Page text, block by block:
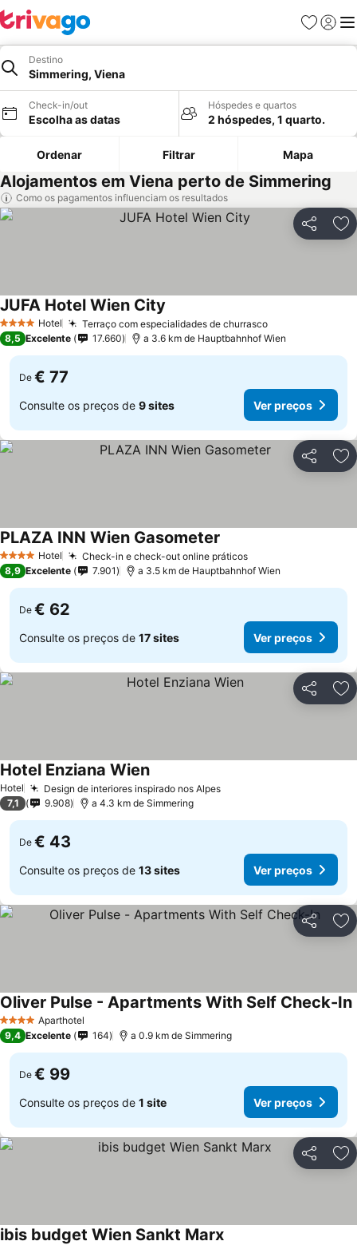
Favoritos
Iniciar
Destino
Simmering, Viena
Check-in/out
Escolha as datas
Hóspedes e quartos
2 hóspedes, 1 quarto.
Ordenar Filtrar Mapa
Alojamentos em Viena perto de Simmering
Como os pagamentos influenciam os resultados
Partilhar
4 EstrelasHotel Terraço com especialidades de churrasco
JUFA Hotel Wien City
8,5 Excelente 17.660 a 3.6 km de Hauptbahnhof Wien
De € 77
Consulte os preços de 9 sites Ver preços
Partilhar
4 EstrelasHotel Check-in e check-out online práticos
PLAZA INN Wien Gasometer
8,9 Excelente 7.901 a 3.5 km de Hauptbahnhof Wien
De € 62
Consulte os preços de 17 sites Ver preços
Partilhar
Hotel Design de interiores inspirado nos Alpes
Hotel Enziana Wien
7,1 9.908 a 4.3 km de Simmering
De € 43
Consulte os preços de 13 sites Ver preços
Partilhar
4 EstrelasAparthotel
Oliver Pulse - Apartments With Self Check-In
9,4 Excelente 164 a 0.9 km de Simmering
De € 99
Consulte os preços de 1 site Ver preços
Partilhar
ibis budget Wien Sankt Marx